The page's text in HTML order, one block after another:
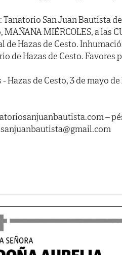
San Juan Bautista
MAÑANA MIÉRCOLES, a las
de Hazas de Cesto.
de Hazas de Cesto. Favores
Hazas de Cesto, 3 de mayo de
–